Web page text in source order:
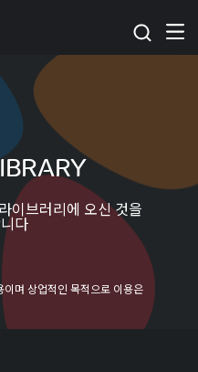
가기
이브러리에 오신 것을
다
며 상업적인 목적으로 이용은